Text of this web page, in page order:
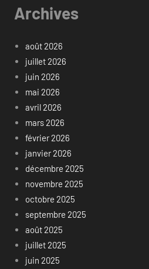
Archives
août 2026
juillet 2026
juin 2026
mai 2026
avril 2026
mars 2026
février 2026
janvier 2026
décembre 2025
novembre 2025
octobre 2025
septembre 2025
août 2025
juillet 2025
juin 2025